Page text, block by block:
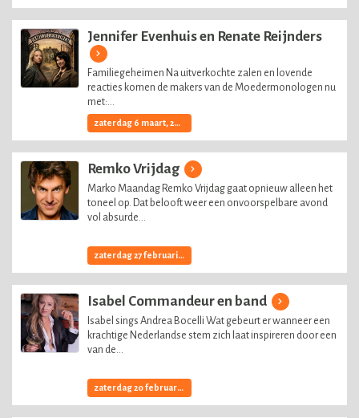
Jennifer Evenhuis en Renate Reijnders
Familiegeheimen Na uitverkochte zalen en lovende
reacties komen de makers van de Moedermonologen nu
met:...
zaterdag 6 maart, 2027
Remko Vrijdag
Marko Maandag Remko Vrijdag gaat opnieuw alleen het
toneel op. Dat belooft weer een onvoorspelbare avond
vol absurde...
zaterdag 27 februari, 2027
Isabel Commandeur en band
Isabel sings Andrea Bocelli Wat gebeurt er wanneer een
krachtige Nederlandse stem zich laat inspireren door een
van de...
zaterdag 20 februari, 2027